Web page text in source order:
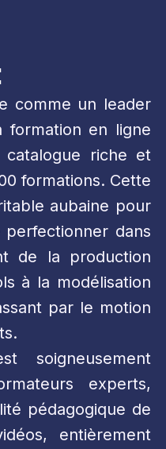
comme un leader
formation en ligne
riche et
formations. Cette
aubaine pour
dans
de la production
à la modélisation
par le motion
soigneusement
experts,
pédagogique de
entièrement